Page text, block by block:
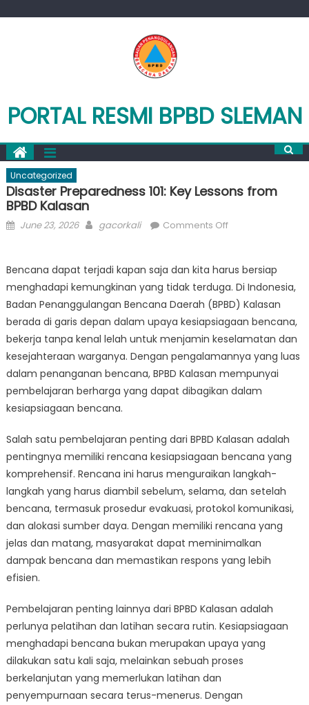
PORTAL RESMI BPBD SLEMAN
Uncategorized
Disaster Preparedness 101: Key Lessons from
BPBD Kalasan
Posted
June 23, 2026 Author
gacorkali Comments Offon
101:
Key
Lessons
from
BPBD
Kalasan
Bencana dapat terjadi kapan saja dan kita harus bersiap
menghadapi kemungkinan yang tidak terduga. Di Indonesia,
Badan Penanggulangan Bencana Daerah (BPBD) Kalasan
berada di garis depan dalam upaya kesiapsiagaan bencana,
bekerja tanpa kenal lelah untuk menjamin keselamatan dan
kesejahteraan warganya. Dengan pengalamannya yang luas
dalam penanganan bencana, BPBD Kalasan mempunyai
pembelajaran berharga yang dapat dibagikan dalam
kesiapsiagaan bencana.
Salah satu pembelajaran penting dari BPBD Kalasan adalah
pentingnya memiliki rencana kesiapsiagaan bencana yang
komprehensif. Rencana ini harus menguraikan langkah-
langkah yang harus diambil sebelum, selama, dan setelah
bencana, termasuk prosedur evakuasi, protokol komunikasi,
dan alokasi sumber daya. Dengan memiliki rencana yang
jelas dan matang, masyarakat dapat meminimalkan
dampak bencana dan memastikan respons yang lebih
efisien.
Pembelajaran penting lainnya dari BPBD Kalasan adalah
perlunya pelatihan dan latihan secara rutin. Kesiapsiagaan
menghadapi bencana bukan merupakan upaya yang
dilakukan satu kali saja, melainkan sebuah proses
berkelanjutan yang memerlukan latihan dan
penyempurnaan secara terus-menerus. Dengan